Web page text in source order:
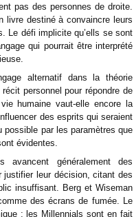
pas des personnes de droite.
livre destiné à convaincre leurs
Le défi implicite qu’ells se sont
qui pourrait être interprété
alternatif dans la théorie
personnel pour répondre de
humaine vaut-elle encore la
des esprits qui seraient
possible par les paramètres que
évidentes.
avancent généralement des
justifier leur décision, citant des
insuffisant. Berg et Wiseman
des écrans de fumée. Le
: les Millennials sont en fait